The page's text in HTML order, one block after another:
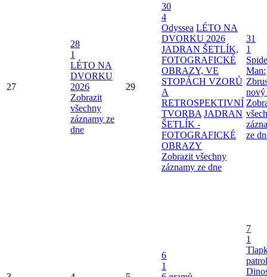
27
28
1
LÉTO NA
DVORKU
2026
Zobrazit
všechny
záznamy ze
dne
29
30
4
Odyssea LÉTO NA
DVORKU 2026
JADRAN ŠETLÍK,
FOTOGRAFICKÉ
OBRAZY, VE
STOPÁCH VZORŮ
A
RETROSPEKTIVNÍ
TVORBA JADRAN
ŠETLÍK -
FOTOGRAFICKÉ
OBRAZY
Zobrazit všechny
záznamy ze dne
31
1
Man:
nový
ze
6
1
7
1